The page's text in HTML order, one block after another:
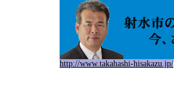
http://www.takahashi-hisakazu.jp/